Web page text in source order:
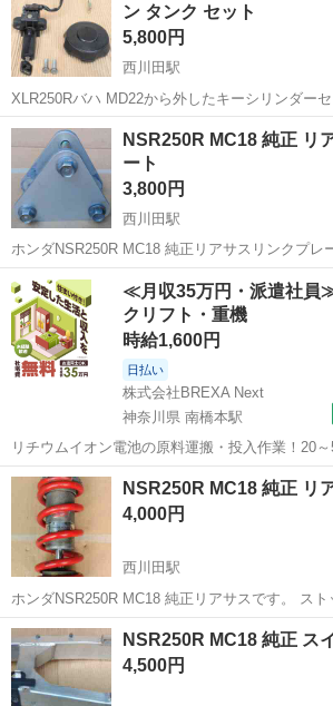
ン タンク セット
5,800円
西川田駅
XLR250Rバハ MD22から外したキーシリンダーセ
破損はありませんが小傷や色褪せ、錆あります
用にいかがですか？ 有効活用していただけたらと思い
ー】 ...
栃木 宇都宮市 ホンダ
NSR250R MC18 純正 リ
ート
3,800円
西川田駅
ホンダNSR250R MC18 純正リアサスリンクプレ
やレストア用にいかがですか？ 曲がりはありま
有効活用していただけたらと思います。 【メーカー】 ホンダ純正
【...
栃木 宇都宮市 西川田駅 ホンダ
≪月収35万円・派遣社員
クリフト・重機
時給1,600円
日払い
株式会社BREXA Next
神奈川県 南橋本駅
リチウムイオン電池の原料運搬・投入作業！20
ワンルーム寮完備！赴任旅費会社負担！年間休
ト免許お持ちの方、活躍中！就業先食堂利用可
市》 人気の工場のお仕事 ◇電...
神奈川 相模原市 その他
NSR250R MC18 純正 リ
4,000円
西川田駅
ホンダNSR250R MC18 純正リアサスです。 スト
いかがですか？ 目視でオイル漏れ、ロッドの錆
が 傷や擦れ、錆あります。 有効活用していただ
【メー...
栃木 宇都宮市 ホンダ
NSR250R MC18 純正 ス
4,500円